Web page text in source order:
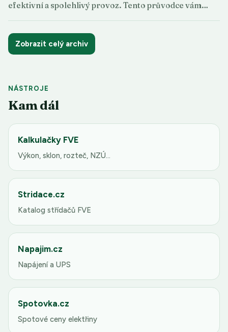
efektivní a spolehlivý provoz. Tento průvodce vám…
Zobrazit celý archiv
NÁSTROJE
Kam dál
Kalkulačky FVE
Výkon, sklon, rozteč, NZÚ…
Stridace.cz
Katalog střídačů FVE
Napajim.cz
Napájení a UPS
Spotovka.cz
Spotové ceny elektřiny